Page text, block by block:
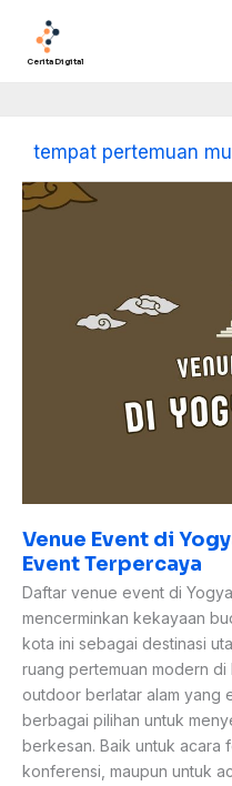
kontenCerita Digital
tempat pertemuan
Venue Event di
Event Terpercaya
Daftar venue event di
mencerminkan kekayaan
kota ini sebagai destinasi
ruang pertemuan modern
outdoor berlatar alam yang
berbagai pilihan untuk
berkesan. Baik untuk acara
konferensi, maupun untuk
Venue